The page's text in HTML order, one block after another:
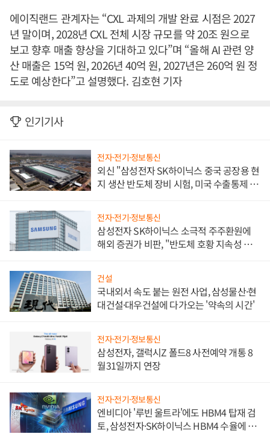
에이직랜드 관계자는 “CXL 과제의 개발 완료 시점은 2027
년 말이며, 2028년 CXL 전체 시장 규모를 약 20조 원으로
보고 향후 매출 향상을 기대하고 있다”며 “올해 AI 관련 양
산 매출은 15억 원, 2026년 40억 원, 2027년은 260억 원 정
도로 예상한다”고 설명했다. 김호현 기자
인기기사
전자·전기·정보통신
외신 "삼성전자 SK하이닉스 중국 공장용 현
지 생산 반도체 장비 시험, 미국 수출통제 대
전자·전기·정보통신
삼성전자 SK하이닉스 소극적 주주환원에
해외 증권가 비판, "반도체 호황 지속성 의
건설
국내외서 속도 붙는 원전 사업, 삼성물산·현
대건설·대우건설에 다가오는 '약속의 시간'
전자·전기·정보통신
삼성전자, 갤럭시Z 폴드8 사전예약 개통 8
월31일까지 연장
전자·전기·정보통신
엔비디아 '루빈 울트라'에도 HBM4 탑재 검
토, 삼성전자·SK하이닉스 HBM4 수율에 주